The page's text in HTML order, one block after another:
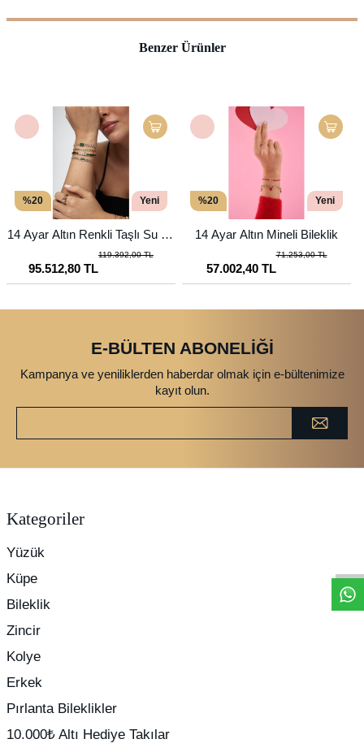
Benzer Ürünler
Yeni
%20
14 Ayar Altın Renkli Taşlı Su Yo
95.512,80 TL
119.392,00 TL
Yeni
%20
14 Ayar Altın Mineli Bileklik
57.002,40 TL
71.253,00 TL
E-BÜLTEN ABONELİĞİ
Kampanya ve yeniliklerden haberdar olmak için e-bültenimize
kayıt olun.
Kategoriler
Yüzük
Küpe
Bileklik
Zincir
Kolye
Erkek
Pırlanta Bileklikler
10.000₺ Altı Hediye Takılar